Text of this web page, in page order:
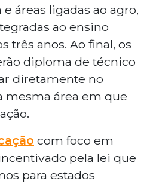
áreas ligadas ao agro,
ao ensino
três anos. Ao final, os
diploma de técnico
diretamente no
mesma área em que
com foco em
pela lei que
para estados